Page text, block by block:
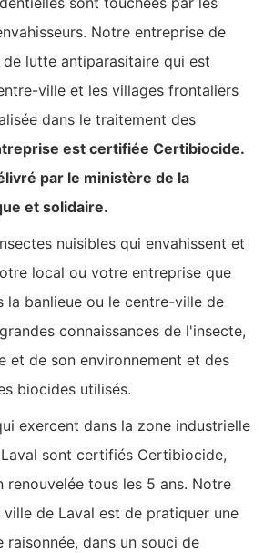
Notre entreprise de
lutte antiparasitaire qui est
ville et les villages frontaliers
dans le traitement des
est certifiée Certibiocide.
par le ministère de la
et solidaire.
nuisibles qui envahissent et
local ou votre entreprise que
la banlieue ou le centre-ville de
connaissances de l'insecte,
et de son environnement et des
biocides utilisés.
exercent dans la zone industrielle
sont certifiés Certibiocide,
renouvelée tous les 5 ans. Notre
de Laval est de pratiquer une
dans un souci de